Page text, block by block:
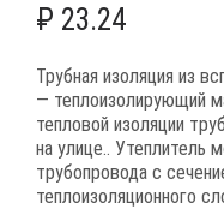
₽ 23.24
Трубная изоляция из
— теплоизолирующий
тепловой изоляции
на улице.. Утеплитель
трубопровода с
теплоизоляционного